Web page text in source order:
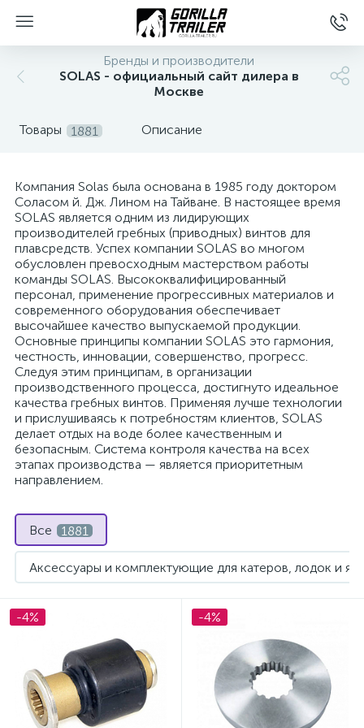
Бренды и производители
SOLAS - официальный сайт дилера в
Москве
Товары 1881 Описание
Компания Solas была основана в 1985 году доктором
Соласом й. Дж. Лином на Тайване. В настоящее время
SOLAS является одним из лидирующих
производителей гребных (приводных) винтов для
плавсредств. Успех компании SOLAS во многом
обусловлен превосходным мастерством работы
команды SOLAS. Высококвалифицированный
персонал, применение прогрессивных материалов и
современного оборудования обеспечивает
высочайшее качество выпускаемой продукции.
Основные принципы компании SOLAS это гармония,
честность, инновации, совершенство, прогресс.
Следуя этим принципам, в организации
производственного процесса, достигнуто идеальное
качества гребных винтов. Применяя лучше технологии
и прислушиваясь к потребностям клиентов, SOLAS
делает отдых на воде более качественным и
безопасным. Система контроля качества на всех
этапах производства — является приоритетным
направлением.
Все 1881
Аксессуары и комплектующие для катеров, лодок и яхт
Гребной винт для лодочного мотора
Запчасти для водометов Honda
Запчасти для водометов Kawasaki 1
Запчасти для водометов Sea-Doo
-4% -4%